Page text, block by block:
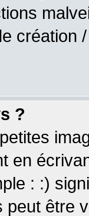
création
?
en
: :)
peut être